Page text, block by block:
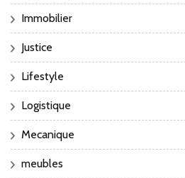
Immobilier
Justice
Lifestyle
Logistique
Mecanique
meubles